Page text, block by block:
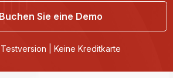
Buchen Sie eine Demo
| Keine Kreditkarte